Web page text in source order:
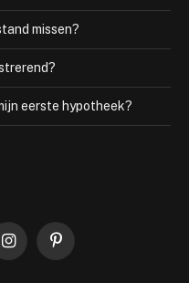
missen?
eerste hypotheek?
InstagramPinterest